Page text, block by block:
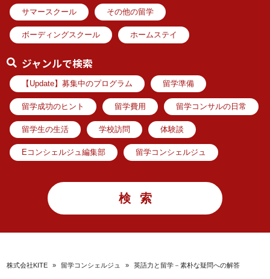
サマースクール その他の留学
ボーディングスクール ホームステイ
ジャンルで検索
【Update】募集中のプログラム 留学準備
留学成功のヒント 留学費用 留学コンサルの日常
留学生の生活 学校訪問 体験談
Eコンシェルジュ編集部 留学コンシェルジュ
株式会社KITE » 留学コンシェルジュ » 英語力と留学－素朴な疑問への解答